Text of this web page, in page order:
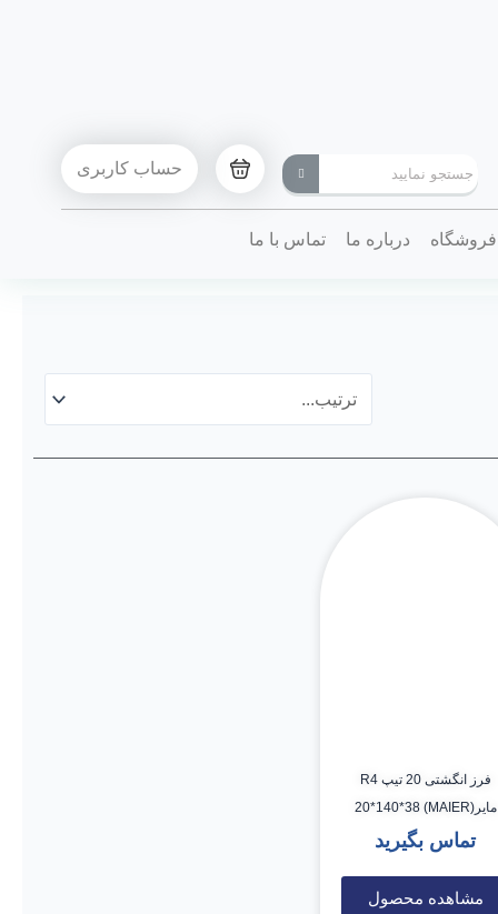
حساب کاربری
فروشگاه درباره ما تماس با ما
فرز انگشتی 20 تیپ R4
مایر(MAIER) 20*140*38
تماس بگیرید
مشاهده محصول